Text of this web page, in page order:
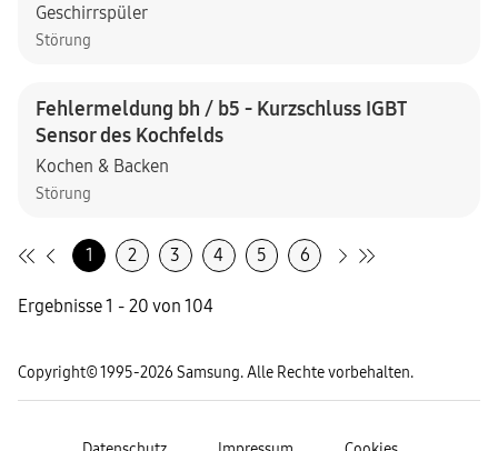
Geschirrspüler
Störung
Fehlermeldung bh / b5 - Kurzschluss IGBT
Sensor des Kochfelds
Kochen & Backen
Störung
1 2 3 4 5 6
Ergebnisse 1 - 20 von 104
Copyright© 1995-2026 Samsung. Alle Rechte vorbehalten.